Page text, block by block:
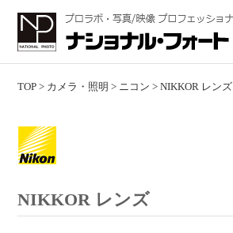
TOP > カメラ・照明 > ニコン >NIKKOR レンズ
NIKKOR レンズ